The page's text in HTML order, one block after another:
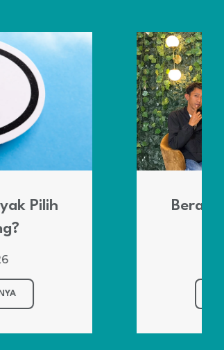
Nekat, Bisa Lolos
ke Kapal Pesiar
BACA SELENGKAPNYA